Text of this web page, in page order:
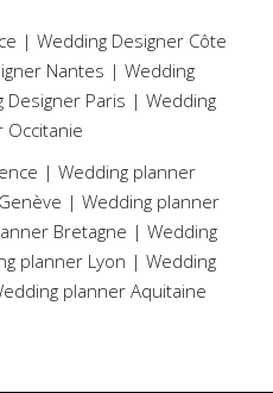
| Wedding Designer Côte
Nantes | Wedding
Designer Paris | Wedding
Occitanie
| Wedding planner
| Wedding planner
Bretagne | Wedding
planner Lyon | Wedding
planner Aquitaine